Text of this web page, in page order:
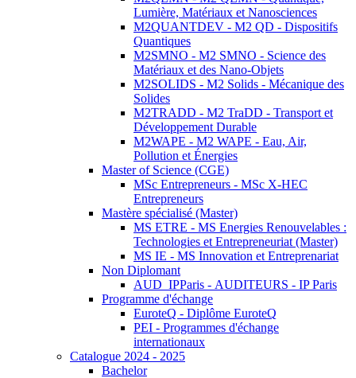
Lumière, Matériaux et Nanosciences
M2QUANTDEV - M2 QD - Dispositifs
Quantiques
M2SMNO - M2 SMNO - Science des
Matériaux et des Nano-Objets
M2SOLIDS - M2 Solids - Mécanique des
Solides
M2TRADD - M2 TraDD - Transport et
Développement Durable
M2WAPE - M2 WAPE - Eau, Air,
Pollution et Énergies
Master of Science (CGE)
MSc Entrepreneurs - MSc X-HEC
Entrepreneurs
Mastère spécialisé (Master)
MS ETRE - MS Energies Renouvelables :
Technologies et Entrepreneuriat (Master)
MS IE - MS Innovation et Entreprenariat
Non Diplomant
AUD_IPParis - AUDITEURS - IP Paris
Programme d'échange
EuroteQ - Diplôme EuroteQ
PEI - Programmes d'échange
internationaux
Catalogue 2024 - 2025
Bachelor